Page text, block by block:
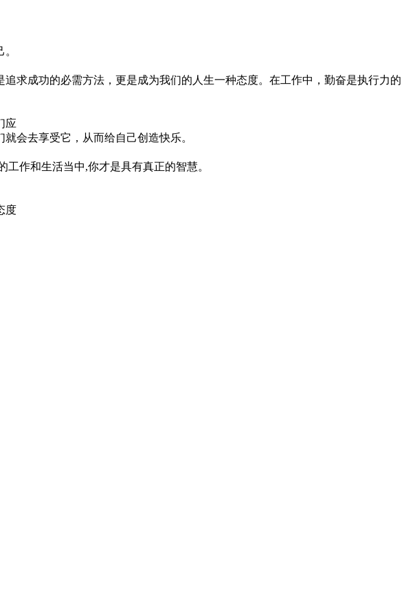
成功的必需方法，更是成为我们的人生一种态度。在工作中，勤奋是执行力的
应
会去享受它，从而给自己创造快乐。
作和生活当中,你才是具有真正的智慧。
度